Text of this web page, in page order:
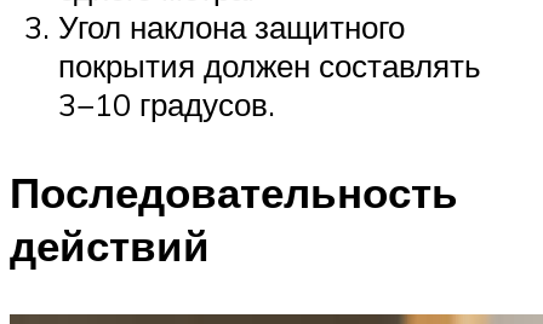
Угол наклона защитного
покрытия должен составлять
3−10 градусов.
Последовательность
действий